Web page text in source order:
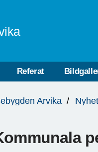
Referat
Arvika